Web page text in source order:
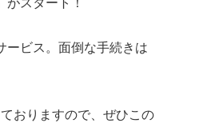
ービス。面倒な手続きは
おりますので、ぜひこの